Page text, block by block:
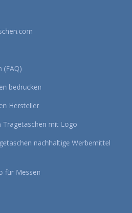
(FAQ)
bedrucken
Hersteller
Tragetaschen mit Logo
nachhaltige Werbemittel
für Messen